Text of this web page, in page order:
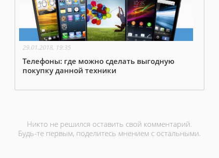
29.01.2018, 19:35
Телефоны: где можно сделать выгодную
покупку данной техники
Никто не решился оставить свой комментарий.
Будь-те первым, поделитесь мнением с остальными.